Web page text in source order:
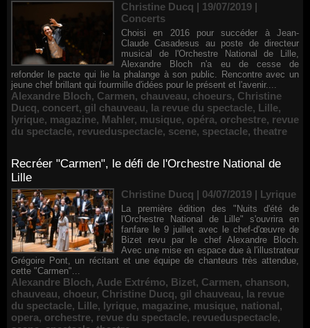
Christine Ducq | 19/07/2019 |
Concerts
Choisi en 2016 pour succéder à Jean-
Claude Casadesus au poste de directeur
musical de l'Orchestre National de Lille,
Alexandre Bloch n'a eu de cesse de
refonder le pacte qui lie la phalange à son public. Rencontre avec un
jeune chef brillant qui fourmille d'idées pour le présent et l'avenir....
Alexandre Bloch, Carmen, chauveau, choeurs, Christine
Ducq, concert, gil chauveau, la revue du spectacle, Lille,
lyrique, magazine, Mahler, musique, opéra, orchestre, revue
du spectacle, revueduspectacle, scene, spectacle, theatre
Recréer "Carmen", le défi de l'Orchestre National de
Lille
Christine Ducq | 04/07/2019 | Lyrique
La première édition des "Nuits d'été de
l'Orchestre National de Lille" s'ouvrira en
fanfare le 9 juillet avec le chef-d'œuvre de
Bizet revu par le chef Alexandre Bloch.
Avec une mise en espace due à l'illustrateur
Grégoire Pont, un récitant et une équipe de chanteurs très attendue,
cette "Carmen"...
Alexandre Bloch, Aude Extrémo, Bizet, Carmen, chanson,
chauveau, choeur, Christine Ducq, gil chauveau, la revue
du spectacle, Lille, lyrique, magazine, musique, national,
opera, orchestre, revue du spectacle, revueduspectacle,